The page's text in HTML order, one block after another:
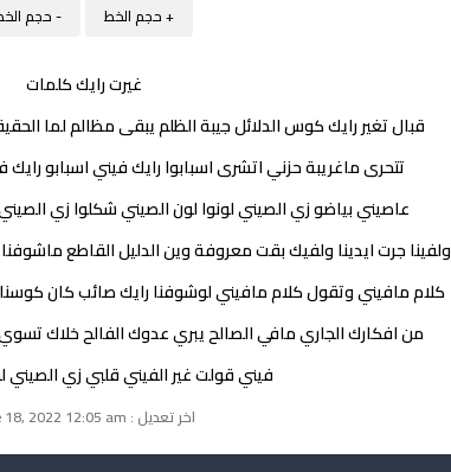
+ حجم الخط - حجم
غيرت رايك كلمات
قبال تغير رايك كوس الدلائل جيبة الظلم يبقى مظالم لما
تتحرى ماغريبة حزني اتشرى اسبابوا رايك فيني اسبابو
عاصيني بياضو زي الصيني لونوا لون الصيني شكلوا زي
ولفينا جرت ايدينا ولفيك بقت معروفة وين الدليل القاطع
كلام مافيني وتقول كلام مافيني لوشوفنا رايك صائب كان
من افكارك الجاري مافي الصالح يبري عدوك الفالح خلاك
فيني قولت غير الفيني قلبي زي
اخر تعديل : June 18, 2022 12:05 am